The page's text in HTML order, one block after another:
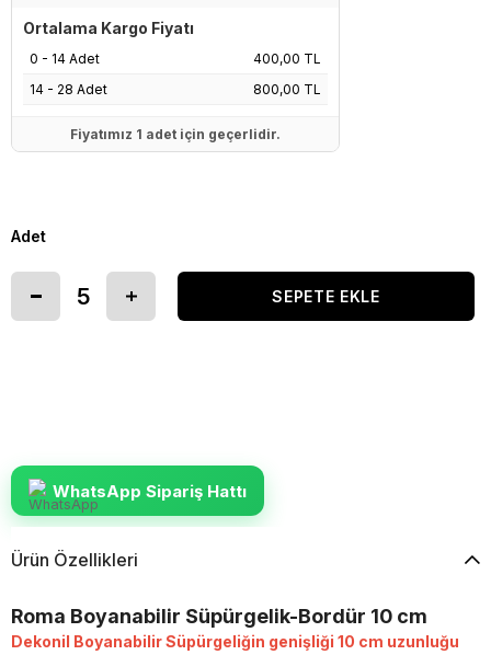
Ortalama Kargo Fiyatı
0 - 14 Adet
400,00 TL
14 - 28 Adet
800,00 TL
Fiyatımız 1 adet için geçerlidir.
Adet
WhatsApp Sipariş Hattı
Ürün Özellikleri
Roma Boyanabilir Süpürgelik-Bordür 10 cm
Dekonil Boyanabilir Süpürgeliğin genişliği 10 cm uzunluğu